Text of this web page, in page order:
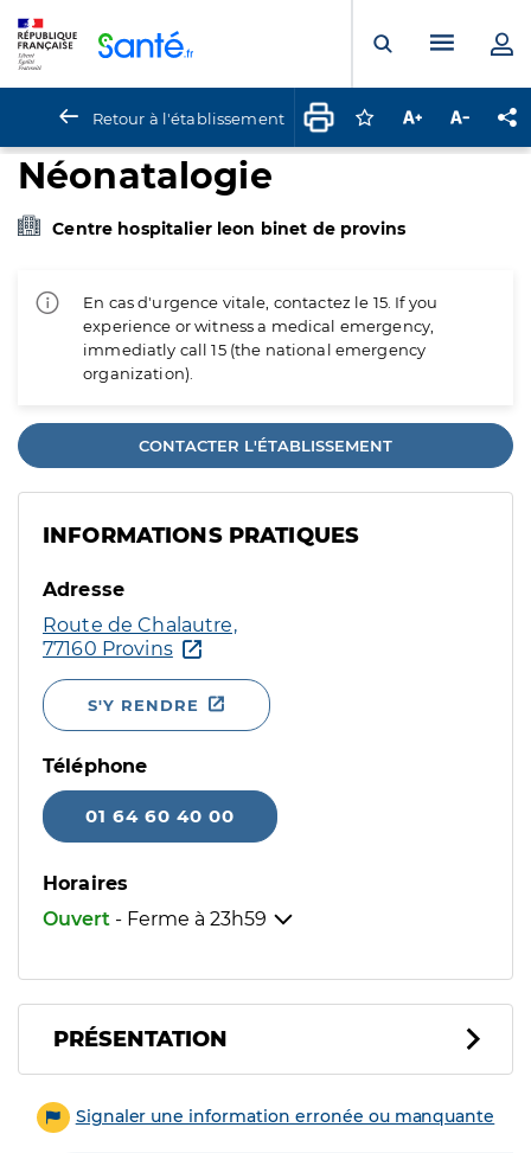
Ouvrir laMenu
Retour à l'établissement Connectez-vous
Augmenter la
Néonatalogie
Centre hospitalier leon binet de provins
En cas d'urgence vitale, contactez le 15. If you
experience or witness a medical emergency,
immediatly call 15 (the national emergency
organization).
CONTACTER L'ÉTABLISSEMENT
INFORMATIONS PRATIQUES
Adresse
Route de Chalautre,
77160 Provins
S'Y RENDRE
Téléphone
01 64 60 40 00
Horaires
Ouvert - Ferme à 23h59
PRÉSENTATION
Signaler une information erronée ou manquante